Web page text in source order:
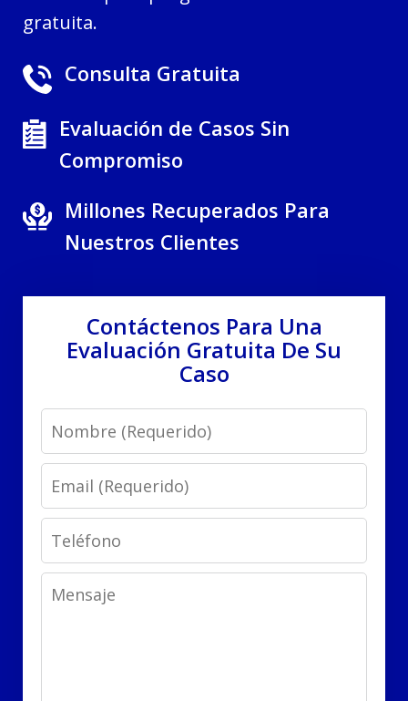
gratuita.
Consulta Gratuita
Evaluación de Casos Sin
Compromiso
Millones Recuperados Para
Nuestros Clientes
Contáctenos Para Una
Evaluación Gratuita De Su
Caso
Name
Email
Phone
Message